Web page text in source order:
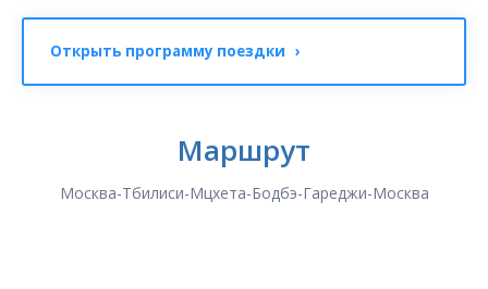
Открыть программу поездки ›
Маршрут
Москва-Тбилиси-Мцхета-Бодбэ-Гареджи-Москва